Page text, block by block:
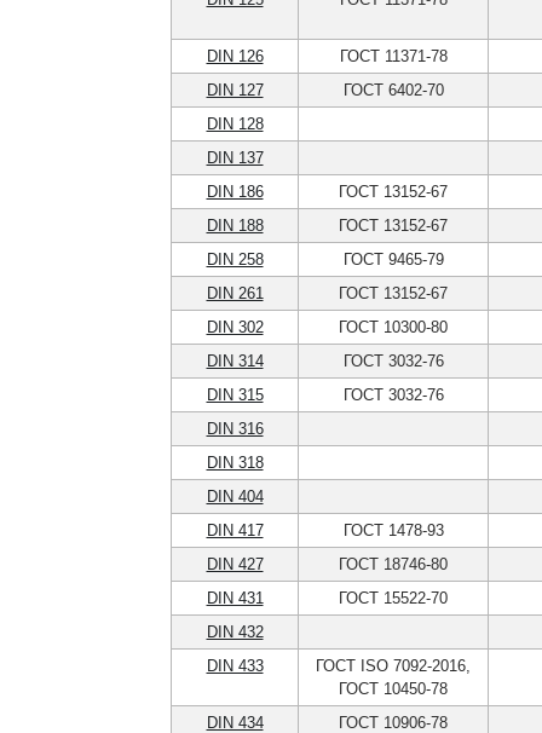
DIN 126
ГОСТ 11371-78
DIN 127
ГОСТ 6402-70
DIN 128
DIN 137
DIN 186
ГОСТ 13152-67
DIN 188
ГОСТ 13152-67
DIN 258
ГОСТ 9465-79
DIN 261
ГОСТ 13152-67
DIN 302
ГОСТ 10300-80
DIN 314
ГОСТ 3032-76
DIN 315
ГОСТ 3032-76
DIN 316
DIN 318
DIN 404
DIN 417
ГОСТ 1478-93
DIN 427
ГОСТ 18746-80
DIN 431
ГОСТ 15522-70
DIN 432
DIN 433
ГОСТ ISO 7092-2016,
ГОСТ 10450-78
DIN 434
ГОСТ 10906-78